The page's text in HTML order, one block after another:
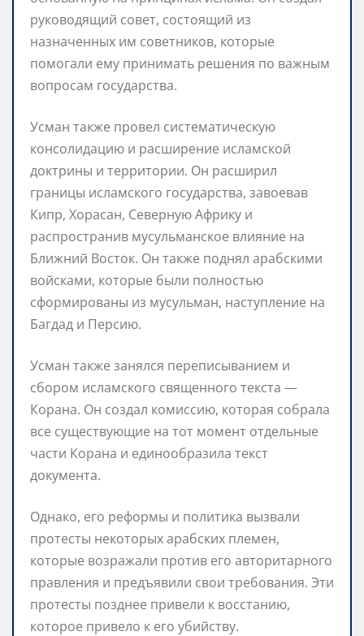
руководящий совет, состоящий из
назначенных им советников, которые
помогали ему принимать решения по важным
вопросам государства.
Усман также провел систематическую
консолидацию и расширение исламской
доктрины и территории. Он расширил
границы исламского государства, завоевав
Кипр, Хорасан, Северную Африку и
распространив мусульманское влияние на
Ближний Восток. Он также поднял арабскими
войсками, которые были полностью
сформированы из мусульман, наступление на
Багдад и Персию.
Усман также занялся переписыванием и
сбором исламского священного текста —
Корана. Он создал комиссию, которая собрала
все существующие на тот момент отдельные
части Корана и единообразила текст
документа.
Однако, его реформы и политика вызвали
протесты некоторых арабских племен,
которые возражали против его авторитарного
правления и предъявили свои требования. Эти
протесты позднее привели к восстанию,
которое привело к его убийству.